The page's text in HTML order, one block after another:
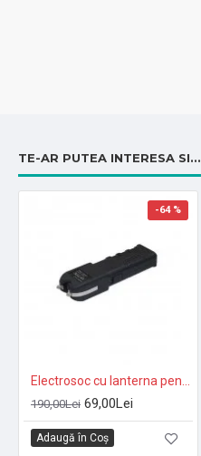
TE-AR PUTEA INTERESA SI...
-64 %
190,00Lei 69,00Lei
Adaugă în Coş